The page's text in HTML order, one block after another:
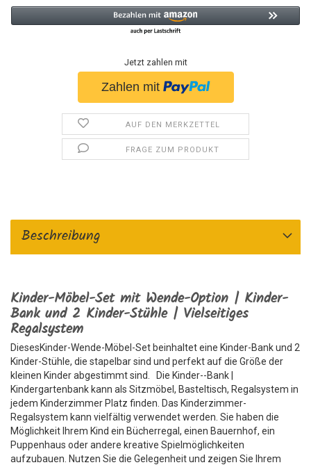
Jetzt zahlen mit
AUF DEN MERKZETTEL
FRAGE ZUM PRODUKT
Beschreibung
Kinder-Möbel-Set mit Wende-Option | Kinder-
Bank und 2 Kinder-Stühle | Vielseitiges
Regalsystem
DiesesKinder-Wende-Möbel-Set beinhaltet eine Kinder-Bank und 2
Kinder-Stühle, die stapelbar sind und perfekt auf die Größe der
kleinen Kinder abgestimmt sind. Die Kinder--Bank |
Kindergartenbank kann als Sitzmöbel, Basteltisch, Regalsystem in
jedem Kinderzimmer Platz finden. Das Kinderzimmer-
Regalsystem kann vielfältig verwendet werden. Sie haben die
Möglichkeit Ihrem Kind ein Bücherregal, einen Bauernhof, ein
Puppenhaus oder andere kreative Spielmöglichkeiten
aufzubauen. Nutzen Sie die Gelegenheit und zeigen Sie Ihrem